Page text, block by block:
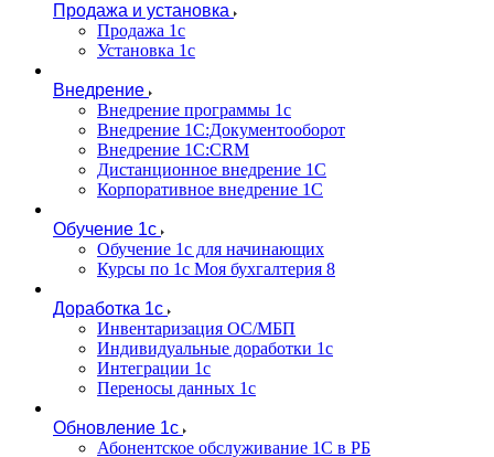
Продажа и установка
Продажа 1с
Установка 1с
Внедрение
Внедрение программы 1с
Внедрение 1С:Документооборот
Внедрение 1С:CRM
Дистанционное внедрение 1С
Корпоративное внедрение 1С
Обучение 1с
Обучение 1с для начинающих
Курсы по 1с Моя бухгалтерия 8
Доработка 1с
Инвентаризация ОС/МБП
Индивидуальные доработки 1с
Интеграции 1с
Переносы данных 1с
Обновление 1с
Абонентское обслуживание 1С в РБ